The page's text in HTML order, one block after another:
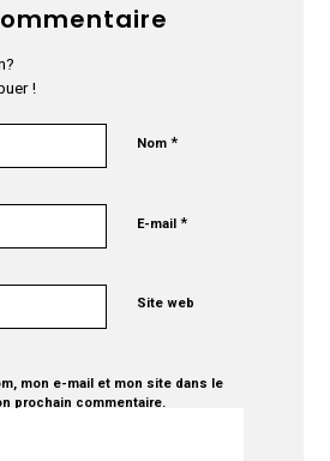
!
Nom*
E-mail*
Site web
mon e-mail et mon site dans le
prochain commentaire.